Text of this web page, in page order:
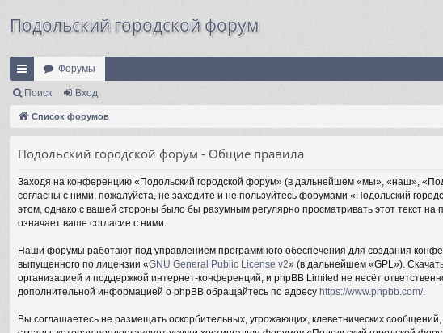
Подольский городской форум
с
ы
Форумы
Поиск Вход
Список форумов
Подольский городской форум - Общие правила
Заходя на конференцию «Подольский городской форум» (в дальнейшем «мы», «наш»,
согласны с ними, пожалуйста, не заходите и не пользуйтесь форумами «Подольский
этом, однако с вашей стороны было бы разумным регулярно просматривать этот текст
означает ваше согласие с ними.
Наши форумы работают под управлением программного обеспечения для создания
выпущенного по лицензии «GNU General Public License v2» (в дальнейшем «GPL»).
организацией и поддержкой интернет-конференций, и phpBB Limited не несёт
дополнительной информацией о phpBB обращайтесь по адресу https://www.phpbb.com/.
Вы соглашаетесь не размещать оскорбительных, угрожающих, клеветнических